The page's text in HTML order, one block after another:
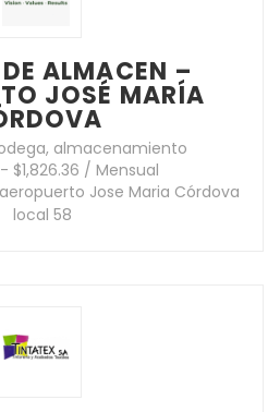
ALMACEN –
JOSÉ MARÍA
almacenamiento
$1,826.36 / Mensual
Jose Maria Córdova
local 58